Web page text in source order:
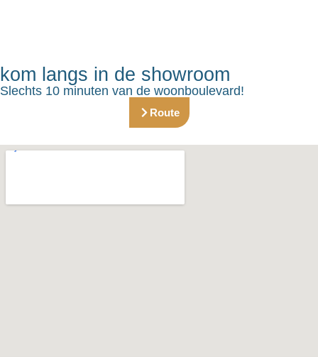
kom langs in de showroom
Slechts 10 minuten van de woonboulevard!
Route